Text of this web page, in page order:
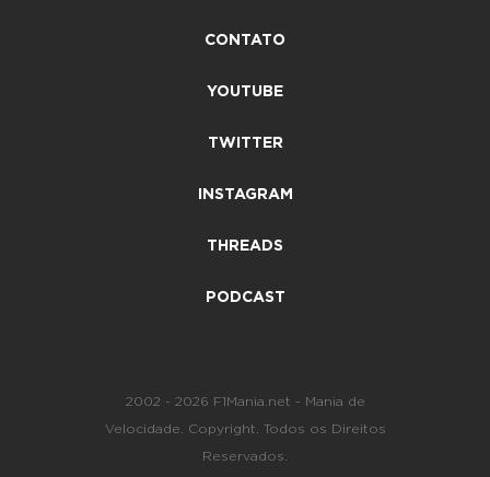
CONTATO
YOUTUBE
TWITTER
INSTAGRAM
THREADS
PODCAST
2002 - 2026 F1Mania.net - Mania de
Velocidade. Copyright. Todos os Direitos
Reservados.